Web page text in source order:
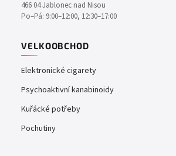
466 04 Jablonec nad Nisou
Po–Pá: 9:00–12:00, 12:30–17:00
VELKOOBCHOD
Elektronické cigarety
Psychoaktivní kanabinoidy
Kuřácké potřeby
Pochutiny